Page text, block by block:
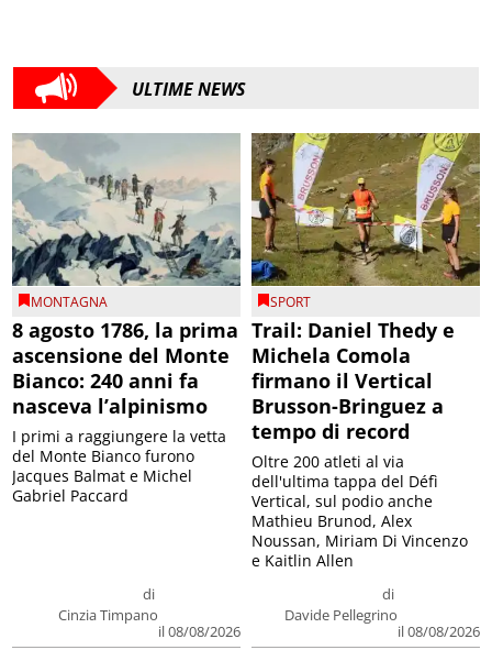
ULTIME NEWS
MONTAGNA
8 agosto 1786, la prima
ascensione del Monte
Bianco: 240 anni fa
nasceva l’alpinismo
di
Cinzia Timpano
il 08/08/2026
I primi a raggiungere la vetta
del Monte Bianco furono
Jacques Balmat e Michel
Gabriel Paccard
SPORT
Trail: Daniel Thedy e
Michela Comola
firmano il Vertical
Brusson-Bringuez a
tempo di record
di
Davide Pellegrino
il 08/08/2026
Oltre 200 atleti al via
dell'ultima tappa del Défì
Vertical, sul podio anche
Mathieu Brunod, Alex
Noussan, Miriam Di Vincenzo
e Kaitlin Allen